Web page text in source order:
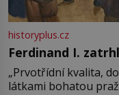
historyplus.cz
Ferdinand I.
„Prvotřídní kvalita,
látkami bohatou